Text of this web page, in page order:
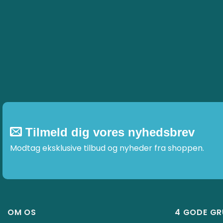
Tilmeld dig vores nyhedsbrev
Modtag eksklusive tilbud og nyheder fra shoppen.
OM OS 4 GODE